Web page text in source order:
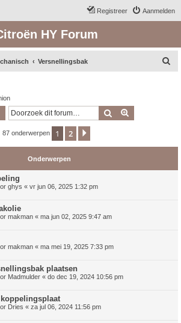
Aanmelden
Registreer
HY Forum
Versnellingsbak
Zoek
87 onderwerpen 1 2
Onderwerpen
ghys « vr jun 06, 2025 1:32 pm
makman « ma jun 02, 2025 9:47 am
makman « ma mei 19, 2025 7:33 pm
plaatsen
Madmulder « do dec 19, 2024 10:56 pm
Dries « za jul 06, 2024 11:56 pm